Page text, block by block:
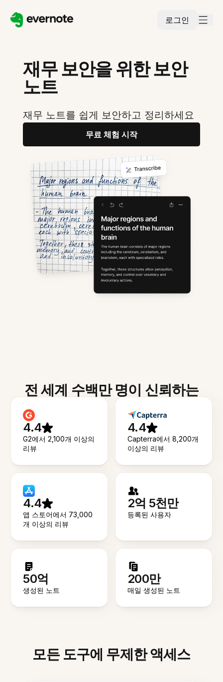
로그인
재무 보안을 위한 보안
노트
재무 노트를 쉽게 보안하고 정리하세요
무료 체험 시작
전 세계 수백만 명이 신뢰하는
4.4
G2에서 2,100개 이상의
리뷰
4.4
Capterra에서 8,200개
이상의 리뷰
4.4
앱 스토어에서 73,000
개 이상의 리뷰
2억 5천만
등록된 사용자
50억
생성된 노트
200만
매일 생성된 노트
모든 도구에 무제한 액세스